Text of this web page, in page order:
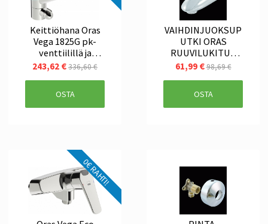
Keittiöhana Oras
Vega 1825G pk-
venttiilillä ja
ekonapilla
243,62 €336,60 €
OSTA
VAIHDINJUOKSUP
UTKI ORAS
RUUVILUKITUS
L85 MM 221220
61,99 €98,69 €
OSTA
0€ RAHTI!